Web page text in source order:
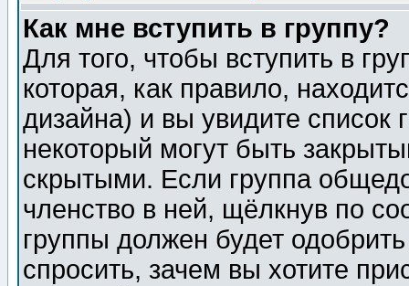
Как мне вступить в группу?
Для того, чтобы вступить в
которая, как правило,
дизайна) и вы увидите список
некоторый могут быть
скрытыми. Если группа
членство в ней, щёлкнув по
группы должен будет
спросить, зачем вы хотите